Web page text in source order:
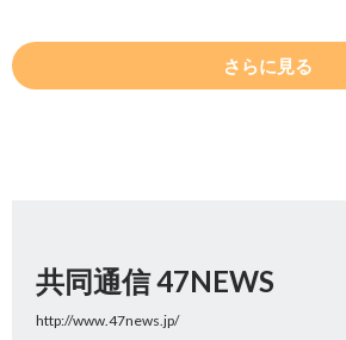
さらに見る
共同通信 47NEWS
http://www.47news.jp/